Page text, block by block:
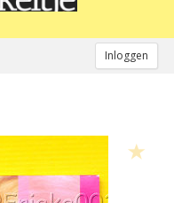
Inloggen